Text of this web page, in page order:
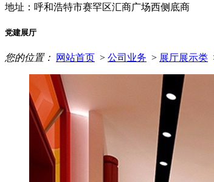
地址：呼和浩特市赛罕区汇商广场西侧底商
党建展厅
您的位置： 网站首页 > 公司业务 > 展厅展示类